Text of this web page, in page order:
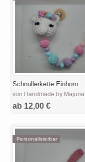
Schnullerkette Einhorn
von Handmade by Majuna
ab 12,00 €
Personalisierbar